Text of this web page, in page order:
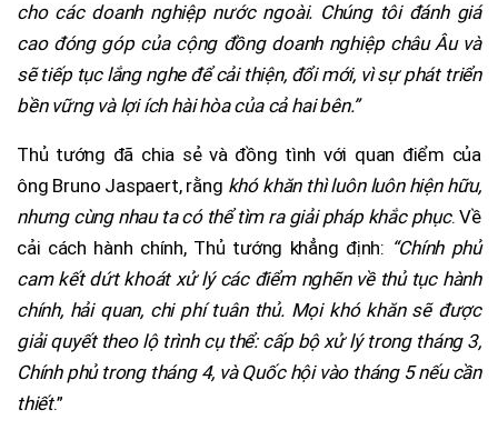
cho các doanh nghiệp nước ngoài. Chúng tôi đánh giá
cao đóng góp của cộng đồng doanh nghiệp châu Âu và
sẽ tiếp tục lắng nghe để cải thiện, đổi mới, vì sự phát triển
bền vững và lợi ích hài hòa của cả hai bên.”
Thủ tướng đã chia sẻ và đồng tình với quan điểm của
ông Bruno Jaspaert, rằng khó khăn thì luôn luôn hiện hữu,
nhưng cùng nhau ta có thể tìm ra giải pháp khắc phục. Về
cải cách hành chính, Thủ tướng khẳng định: “Chính phủ
cam kết dứt khoát xử lý các điểm nghẽn về thủ tục hành
chính, hải quan, chi phí tuân thủ. Mọi khó khăn sẽ được
giải quyết theo lộ trình cụ thể: cấp bộ xử lý trong tháng 3,
Chính phủ trong tháng 4, và Quốc hội vào tháng 5 nếu cần
thiết.”